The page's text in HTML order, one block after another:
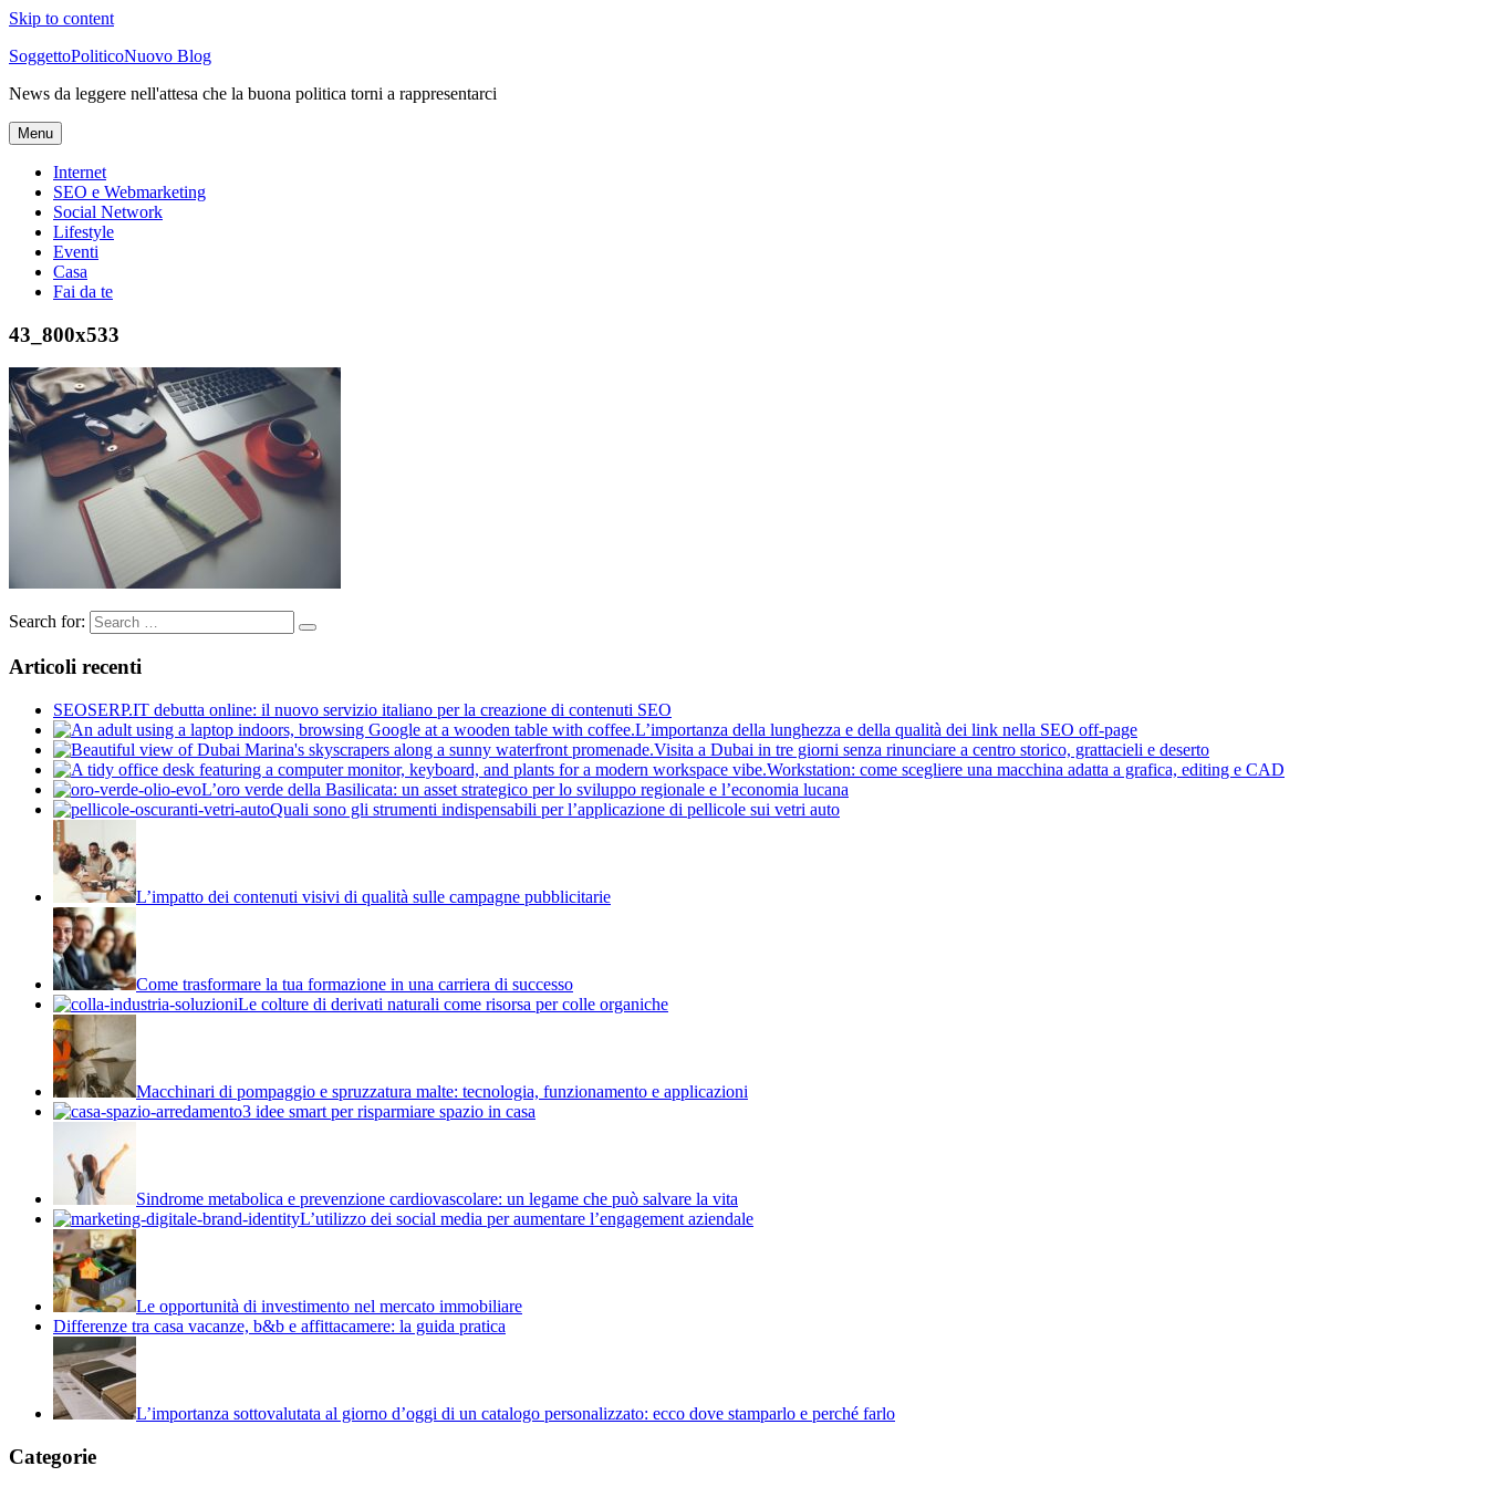
Skip to content
SoggettoPoliticoNuovo Blog
News da leggere nell'attesa che la buona politica torni a rappresentarci
Menu
Internet
SEO e Webmarketing
Social Network
Lifestyle
Eventi
Casa
Fai da te
43_800x533
Search for:
Articoli recenti
SEOSERP.IT debutta online: il nuovo servizio italiano per la creazione di contenuti SEO
L’importanza della lunghezza e della qualità dei link nella SEO off-page
Visita a Dubai in tre giorni senza rinunciare a centro storico, grattacieli e deserto
Workstation: come scegliere una macchina adatta a grafica, editing e CAD
L’oro verde della Basilicata: un asset strategico per lo sviluppo regionale e l’economia lucana
Quali sono gli strumenti indispensabili per l’applicazione di pellicole sui vetri auto
L’impatto dei contenuti visivi di qualità sulle campagne pubblicitarie
Come trasformare la tua formazione in una carriera di successo
Le colture di derivati naturali come risorsa per colle organiche
Macchinari di pompaggio e spruzzatura malte: tecnologia, funzionamento e applicazioni
3 idee smart per risparmiare spazio in casa
Sindrome metabolica e prevenzione cardiovascolare: un legame che può salvare la vita
L’utilizzo dei social media per aumentare l’engagement aziendale
Le opportunità di investimento nel mercato immobiliare
Differenze tra casa vacanze, b&b e affittacamere: la guida pratica
L’importanza sottovalutata al giorno d’oggi di un catalogo personalizzato: ecco dove stamparlo e perché farlo
Categorie